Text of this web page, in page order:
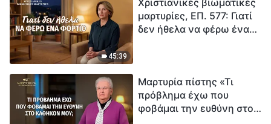
45:39
Χριστιανικές βιωματικές
μαρτυρίες, ΕΠ. 577: Γιατί
δεν ήθελα να φέρω ένα
Μαρτυρία πίστης «Τι
πρόβλημα έχω που
φοβάμαι την ευθύνη στο